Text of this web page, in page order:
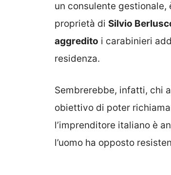
un consulente gestionale,
proprietà di Silvio
aggredito i carabinieri
residenza.
Sembrerebbe, infatti, chi
obiettivo di poter
l’imprenditore italiano è
l’uomo ha opposto